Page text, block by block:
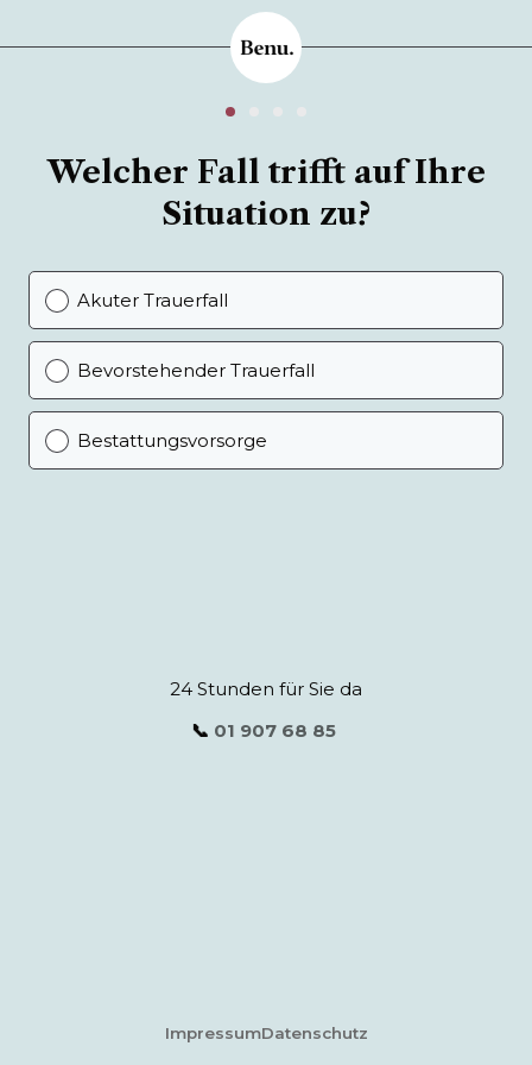
Welcher Fall trifft auf Ihre
Situation zu?
Akuter Trauerfall
Bevorstehender Trauerfall
Bestattungsvorsorge
24 Stunden für Sie da
📞 01 907 68 85
ImpressumDatenschutz